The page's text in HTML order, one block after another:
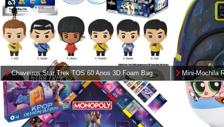
Chaveiros Star Trek TOS 60 Anos 3D Foam Bag
Clips
Mini-Mochila
Nave